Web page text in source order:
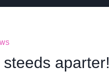
aparter!